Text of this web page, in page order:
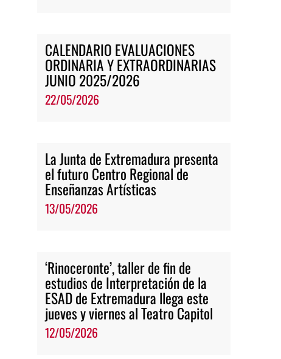
CALENDARIO EVALUACIONES
ORDINARIA Y EXTRAORDINARIAS
JUNIO 2025/2026
22/05/2026
La Junta de Extremadura presenta
el futuro Centro Regional de
Enseñanzas Artísticas
13/05/2026
‘Rinoceronte’, taller de fin de
estudios de Interpretación de la
ESAD de Extremadura llega este
jueves y viernes al Teatro Capitol
12/05/2026